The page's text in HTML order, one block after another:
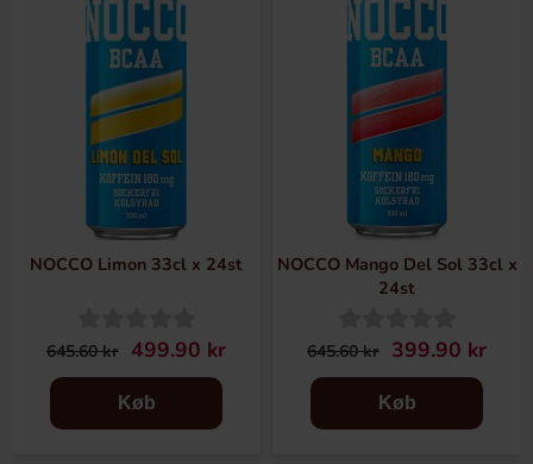
NOCCO Limon 33cl x 24st
645.60 kr 499.90 kr
Køb
NOCCO Mango Del Sol 33cl x
24st
645.60 kr 399.90 kr
Køb